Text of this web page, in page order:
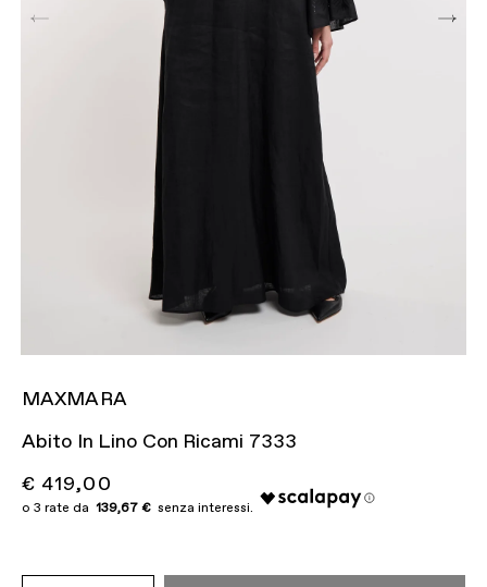
MAXMARA
Abito In Lino Con Ricami 7333
€ 419,00
139,67 €